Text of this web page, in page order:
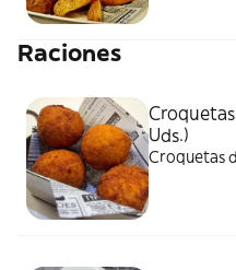
Raciones
Uds.)
Croquetas